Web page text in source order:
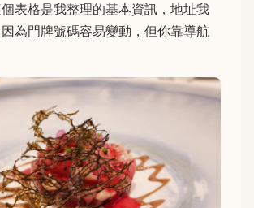
表格是我整理的基本資訊，地址我
為門牌號碼容易變動，但你靠導航